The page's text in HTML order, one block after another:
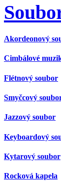
Akordeonový
Cimbálové
Flétnový soubor
Smyčcový
Jazzový soubor
Keyboardový
Kytarový soubor
Rocková kapela